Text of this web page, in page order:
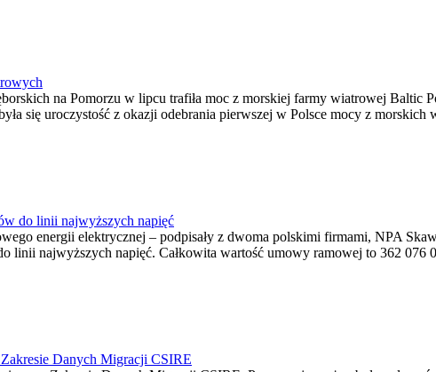
na Pomorzu w lipcu trafiła moc z morskiej farmy wiatrowej Baltic
się uroczystość z okazji odebrania pierwszej w Polsce mocy z
do linii najwyższych napięć
energii elektrycznej – podpisały z dwoma polskimi firmami, NPA
linii najwyższych napięć. Całkowita wartość umowy ramowej to 362 076
Danych Migracji CSIRE